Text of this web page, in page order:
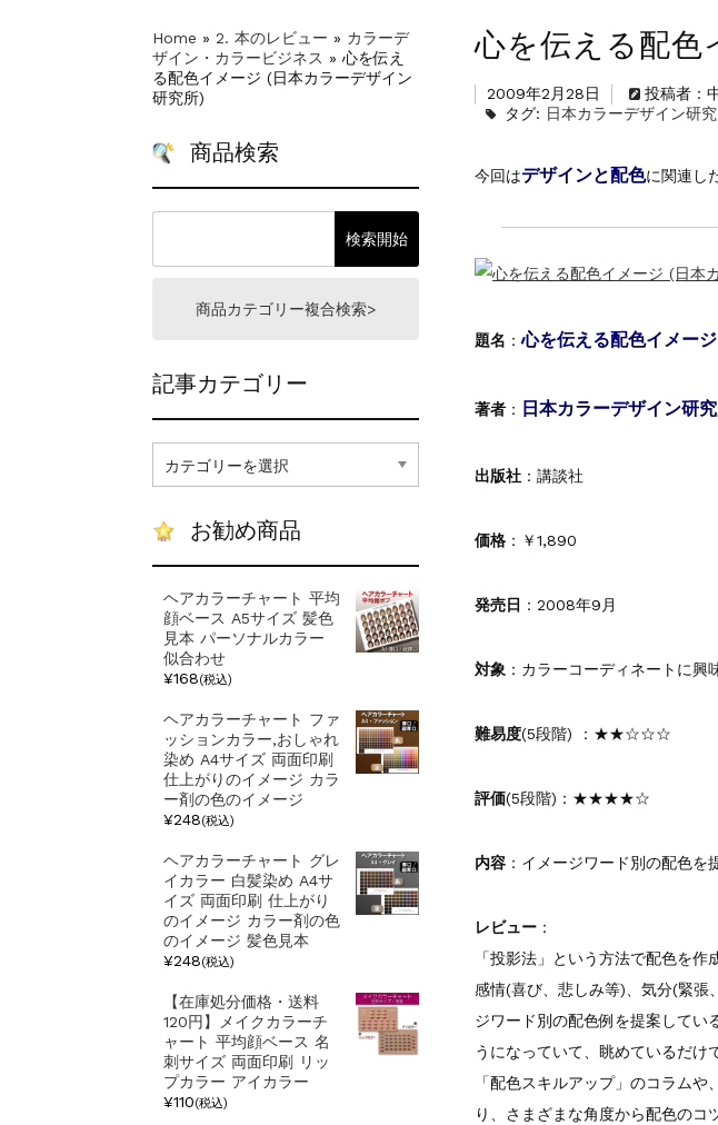
心を伝える配
2009年2月28日 投稿者：
タグ: 日本カラーデザイン研
今回はデザインと配色に関連し
題名 ：心を伝える配色イメージ
著者 ： 日本カラーデザイン研
出版社 ：講談社
価格 ：￥1,890
発売日 ：2008年9月
対象 ：カラーコーディネートに興
難易度(5段階) ：★★☆☆☆
評価(5段階)：★★★★☆
内容 ：イメージワード別の配色を
レビュー ：
「投影法」という方法で配色を作
感情(喜び、悲しみ等)、気分(緊張
ジワード別の配色例を提案してい
うになっていて、眺めているだけ
「配色スキルアップ」のコラム
り、さまざまな角度から配色のコ
Home » 2. 本のレビュー » カラーデ
ザイン・カラービジネス » 心を伝え
る配色イメージ (日本カラーデザイン
研究所)
商品検索
商品カテゴリー複合検索>
記事カテゴリー
事
カ
ゴ
ー
お勧め商品
ヘアカラーチャート 平均
顔ベース A5サイズ 髪色
見本 パーソナルカラー
似合わせ
¥168(税込)
ヘアカラーチャート ファ
ッションカラー,おしゃれ
染め A4サイズ 両面印刷
仕上がりのイメージ カラ
ー剤の色のイメージ
¥248(税込)
ヘアカラーチャート グレ
イカラー 白髪染め A4サ
イズ 両面印刷 仕上がり
のイメージ カラー剤の色
のイメージ 髪色見本
¥248(税込)
【在庫処分価格・送料
120円】メイクカラーチ
ャート 平均顔ベース 名
刺サイズ 両面印刷 リッ
プカラー アイカラー
¥110(税込)